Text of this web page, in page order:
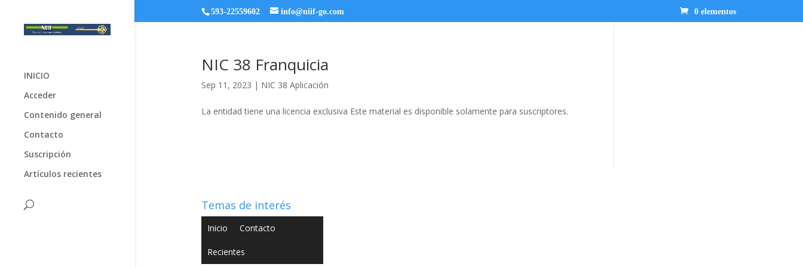
593-22559602 info@niif-go.com 0 elementos
INICIO
Acceder
Contenido general
Contacto
Suscripción
Artículos recientes
NIC 38 Franquicia
Sep 11, 2023 | NIC 38 Aplicación
La entidad tiene una licencia exclusiva Este material es disponible solamente para suscriptores.
Temas de interés
Inicio Contacto
Recientes